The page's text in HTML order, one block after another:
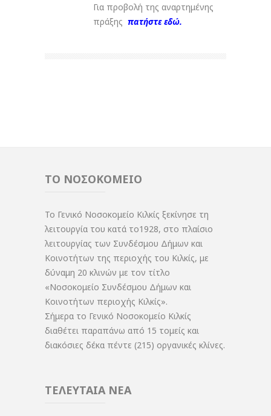
Για προβολή της αναρτημένης
πράξης πατήστε εδώ.
ΤΟ ΝΟΣΟΚΟΜΕΙΟ
Το Γενικό Νοσοκομείο Κιλκίς ξεκίνησε τη
λειτουργία του κατά το1928, στο πλαίσιο
λειτουργίας των Συνδέσμου Δήμων και
Κοινοτήτων της περιοχής του Κιλκίς, με
δύναμη 20 κλινών με τον τίτλο
«Νοσοκομείο Συνδέσμου Δήμων και
Κοινοτήτων περιοχής Κιλκίς».
Σήμερα το Γενικό Νοσοκομείο Κιλκίς
διαθέτει παραπάνω από 15 τομείς και
διακόσιες δέκα πέντε (215) οργανικές κλίνες.
ΤΕΛΕΥΤΑΙΑ ΝΕΑ